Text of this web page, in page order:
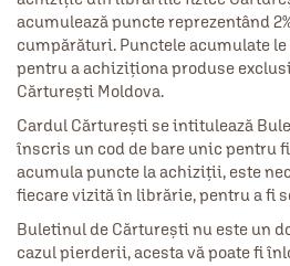
acumulează puncte reprezentând
cumpărături. Punctele acumulate
pentru a achiziționa produse
Cărturești Moldova.
Cardul Cărturești se intitulează
înscris un cod de bare unic pentru
acumula puncte la achiziții, este
fiecare vizită în librărie, pentru a fi
Buletinul de Cărturești nu este un
cazul pierderii, acesta vă poate fi